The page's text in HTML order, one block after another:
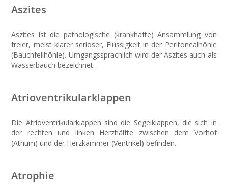
Aszites
Aszites ist die pathologische (krankhafte) Ansammlung von
freier, meist klarer seriöser, Flüssigkeit in der Peritonealhöhle
(Bauchfellhöhle). Umgangssprachlich wird der Aszites auch als
Wasserbauch bezeichnet.
Atrioventrikularklappen
Die Atrioventrikularklappen sind die Segelklappen, die sich in
der rechten und linken Herzhälfte zwischen dem Vorhof
(Atrium) und der Herzkammer (Ventrikel) befinden.
Atrophie